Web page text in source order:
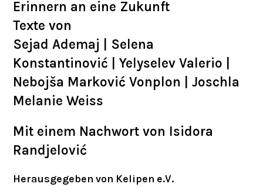
Erinnern an eine Zukunft
Texte von
Sejad Ademaj | Selena
Konstantinović | Yelyselev Valerio |
Nebojša Marković Vonplon | Joschla
Melanie Weiss
Mit einem Nachwort von Isidora
Randjelović
Herausgegeben von Kelipen e.V.